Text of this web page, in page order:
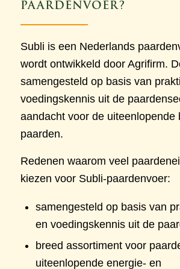
PAARDENVOER?
Subli is een Nederlands
wordt ontwikkeld door Agrifirm.
samengesteld op basis van
voedingskennis uit de
aandacht voor de uiteenlopende
paarden.
Redenen waarom veel
kiezen voor Subli-paardenvoer:
samengesteld op basis van
en voedingskennis uit de
breed assortiment voor
uiteenlopende energie- en